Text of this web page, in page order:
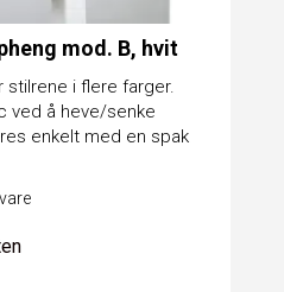
mod. B, hvit
stilrene i flere farger.
ved å heve/senke
enkelt med en spak